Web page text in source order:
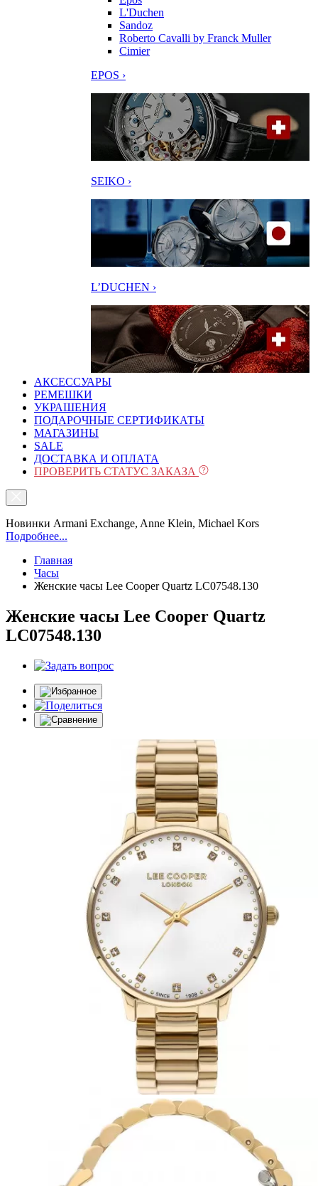
L'Duchen
Sandoz
Roberto Cavalli by Franck Muller
Cimier
EPOS ›
SEIKO ›
L’DUCHEN ›
АКСЕССУАРЫ
РЕМЕШКИ
УКРАШЕНИЯ
ПОДАРОЧНЫЕ СЕРТИФИКАТЫ
МАГАЗИНЫ
SALE
ДОСТАВКА И ОПЛАТА
ПРОВЕРИТЬ СТАТУС ЗАКАЗА
Новинки Armani Exchange, Anne Klein, Michael Kors
Подробнее...
Главная
Часы
Женские часы Lee Cooper Quartz LC07548.130
Женские часы Lee Cooper Quartz
LC07548.130